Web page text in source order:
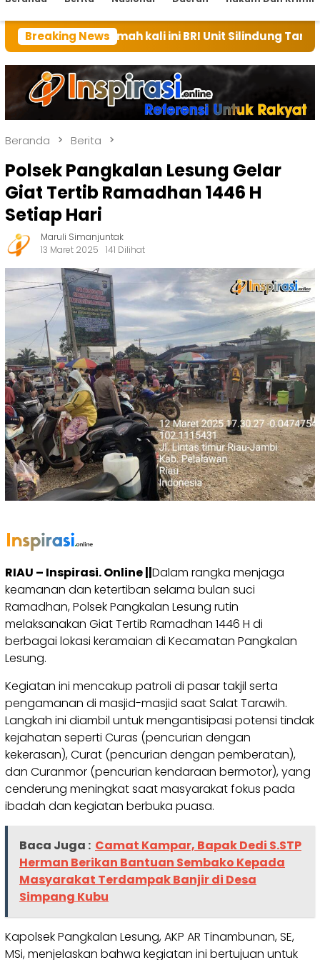
Breaking News
rumah kali ini BRI Unit Silindung Tarutung Ingatkan
Beranda Berita
Polsek Pangkalan Lesung Gelar
Giat Tertib Ramadhan 1446 H
Setiap Hari
Maruli Simanjuntak
13 Maret 2025
141 Dilihat
RIAU – Inspirasi. Online ||Dalam rangka menjaga
keamanan dan ketertiban selama bulan suci
Ramadhan, Polsek Pangkalan Lesung rutin
melaksanakan Giat Tertib Ramadhan 1446 H di
berbagai lokasi keramaian di Kecamatan Pangkalan
Lesung.
Kegiatan ini mencakup patroli di pasar takjil serta
pengamanan di masjid-masjid saat Salat Tarawih.
Langkah ini diambil untuk mengantisipasi potensi tindak
kejahatan seperti Curas (pencurian dengan
kekerasan), Curat (pencurian dengan pemberatan),
dan Curanmor (pencurian kendaraan bermotor), yang
cenderung meningkat saat masyarakat fokus pada
ibadah dan kegiatan berbuka puasa.
Baca Juga : Camat Kampar, Bapak Dedi S.STP
Herman Berikan Bantuan Sembako Kepada
Masyarakat Terdampak Banjir di Desa
Simpang Kubu
Kapolsek Pangkalan Lesung, AKP AR Tinambunan, SE,
MSi, menjelaskan bahwa kegiatan ini bertujuan untuk